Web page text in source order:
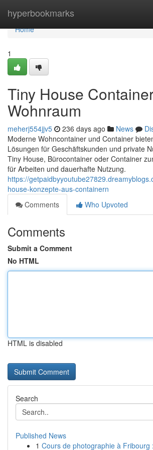
hyperbookmarks
Home
Home
1
Tiny House
Wohnraum
meherj554jjv5 236 days ago News
Moderne Wohncontainer und Container
Lösungen für Geschäftskunden und private
Tiny House, Bürocontainer oder Container
für Arbeiten und dauerhafte Nutzung.
https://
house-konzepte-aus-containern
Comments
Who Upvoted
Comments
Submit a Comment
No HTML
HTML is disabled
Search
Published News
1 Cours de photographie à Fribourg